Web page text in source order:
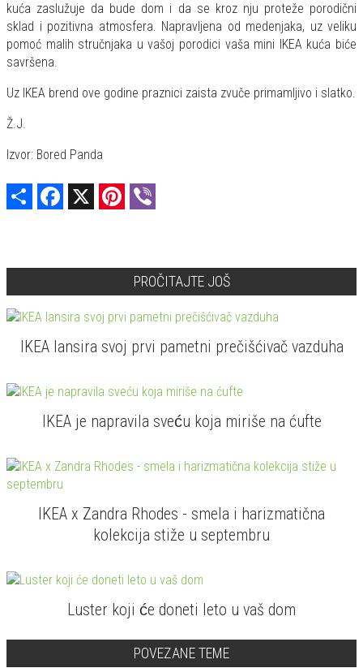
kuća zaslužuje da bude dom i da se kroz nju proteže porodični
sklad i pozitivna atmosfera. Napravljena od medenjaka, uz veliku
pomoć malih stručnjaka u vašoj porodici vaša mini IKEA kuća biće
savršena.
Uz IKEA brend ove godine praznici zaista zvuče primamljivo i slatko.
Ž.J.
Izvor: Bored Panda
Share Facebook Pinterest
PROČITAJTE JOŠ
IKEA lansira svoj prvi pametni prečišćivač vazduha
IKEA je napravila sveću koja miriše na ćufte
IKEA x Zandra Rhodes - smela i harizmatična
kolekcija stiže u septembru
Luster koji će doneti leto u vaš dom
POVEZANE TEME